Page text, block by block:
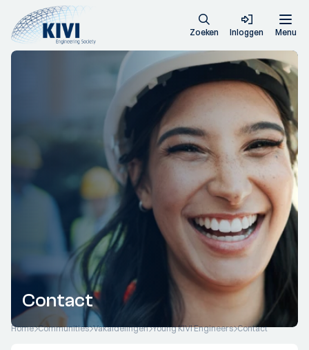
Zoeken Inloggen Menu
Contact
Home Communities Vakafdelingen Young KIVI Engineers Contact